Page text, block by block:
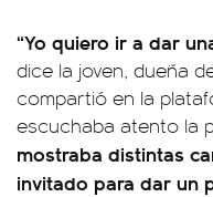
“Yo quiero ir a dar
dice la joven, dueña
compartió en la
escuchaba atento la
mostraba distintas
invitado para dar un